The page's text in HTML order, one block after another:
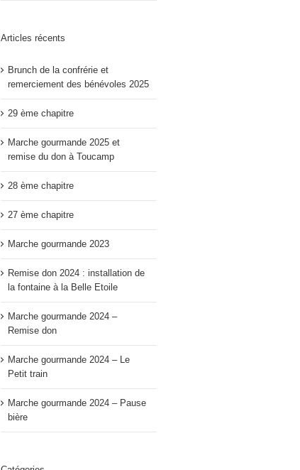
Articles récents
Brunch de la confrérie et
remerciement des bénévoles 2025
29 ème chapitre
Marche gourmande 2025 et
remise du don à Toucamp
28 ème chapitre
27 ème chapitre
Marche gourmande 2023
Remise don 2024 : installation de
la fontaine à la Belle Etoile
Marche gourmande 2024 –
Remise don
Marche gourmande 2024 – Le
Petit train
Marche gourmande 2024 – Pause
bière